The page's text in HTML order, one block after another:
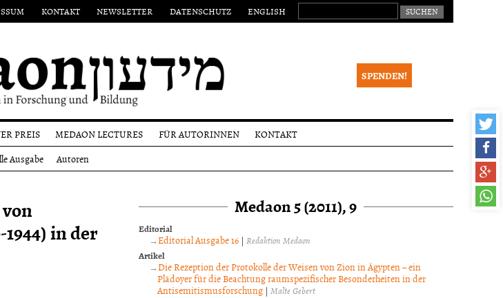
KONTAKT NEWSLETTER DATENSCHUTZ ENGLISH SUCHEN NACH:
SPENDEN!
PREIS
MEDAON LECTURES
FÜR AUTORINNEN
Redaktionsverfahren
und Begutachtung
Copyright
KONTAKT
Ausgabe Autoren
in der
Medaon 5 (2011), 9
Editorial
Editorial Ausgabe 16 |Redaktion Medaon
Artikel
Die Rezeption der Protokolle der Weisen von Zion in Ägypten – ein
Plädoyer für die Beachtung raumspezifischer Besonderheiten in der
Antisemitismusforschung| Malte Gebert